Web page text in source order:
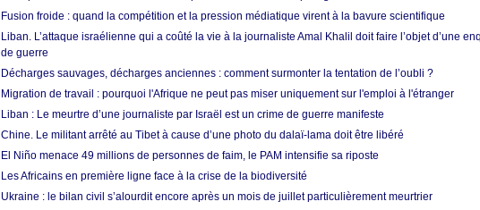
Fusion froide : quand la compétition et la pression médiatique virent à la bavure scientifique
Liban. L’attaque israélienne qui a coûté la vie à la journaliste Amal Khalil doit faire l’objet d’une
de guerre
Décharges sauvages, décharges anciennes : comment surmonter la tentation de l’oubli ?
Migration de travail : pourquoi l'Afrique ne peut pas miser uniquement sur l'emploi à l'étranger
Liban : Le meurtre d’une journaliste par Israël est un crime de guerre manifeste
Chine. Le militant arrêté au Tibet à cause d’une photo du dalaï-lama doit être libéré
El Niño menace 49 millions de personnes de faim, le PAM intensifie sa riposte
Les Africains en première ligne face à la crise de la biodiversité
Ukraine : le bilan civil s’alourdit encore après un mois de juillet particulièrement meurtrier